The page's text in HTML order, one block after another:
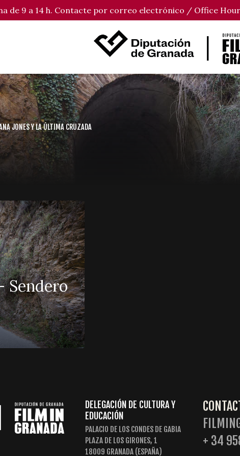
de 9 a 14 h. Contacte por correo electrónico / Office
JONES Y LA ÚLTIMA CRUZADA
Sendero
DELEGACIÓN DE CULTURA Y
EDUCACIÓN
PALACIO DE LOS CONDES DE GABIA
PLAZA DE LOS GIRONES, 1
18009 GRANADA (ESPAÑA)
+ 34